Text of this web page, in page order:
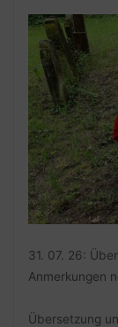
31. 07. 26:
Anmerkungen
Übersetzung